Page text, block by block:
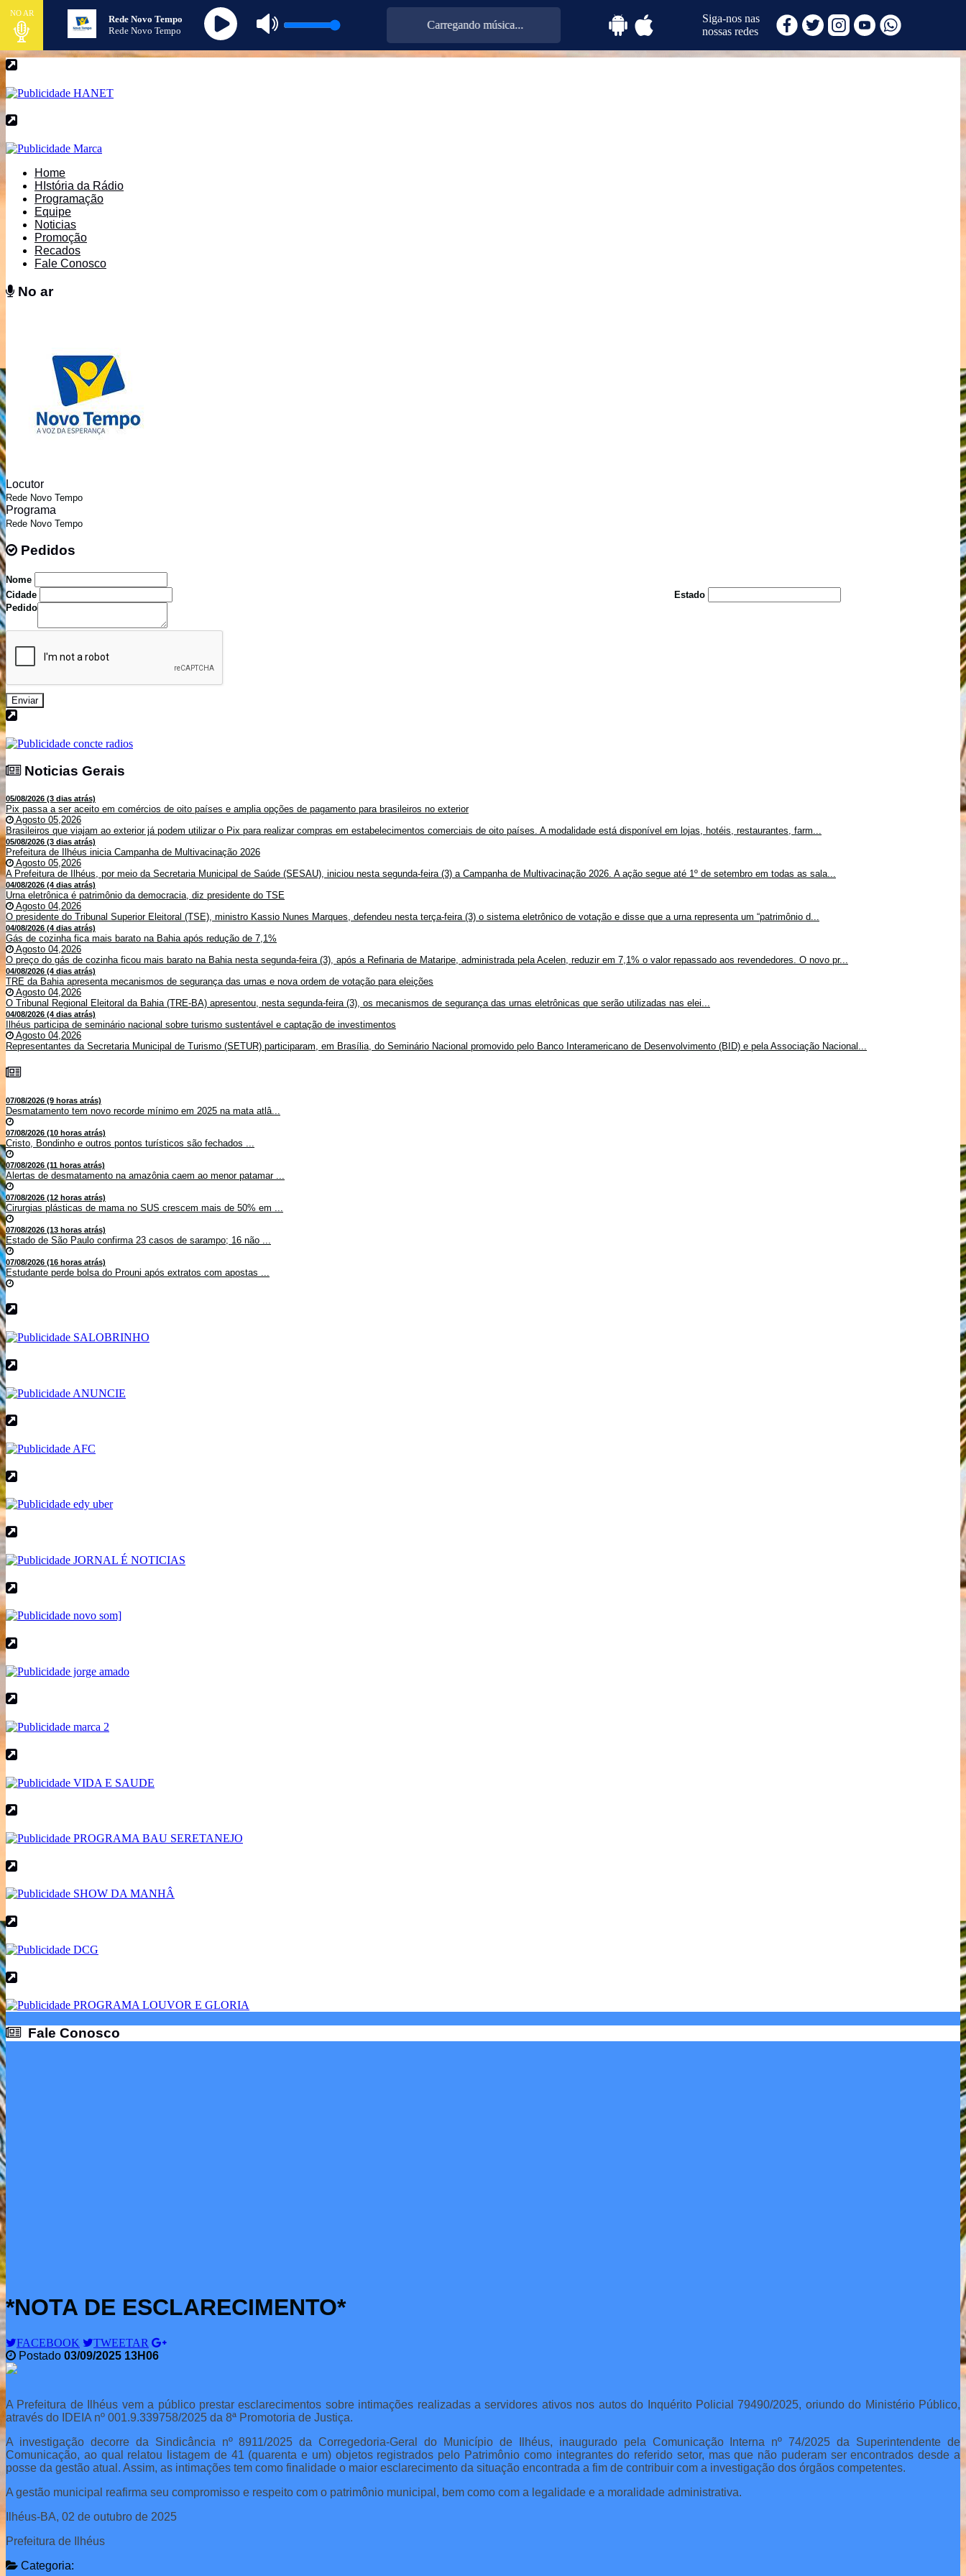
NO AR
Rede Novo Tempo
Rede Novo Tempo
Carregando música...
Siga-nos nas
nossas redes
Home
HIstória da Rádio
Programação
Equipe
Noticias
Promoção
Recados
Fale Conosco
No ar
Locutor
Rede Novo Tempo
Programa
Rede Novo Tempo
Pedidos
Nome
Cidade
Estado
Pedido
Enviar
Noticias Gerais
05/08/2026 (3 dias atrás)
Pix passa a ser aceito em comércios de oito países e amplia opções de pagamento para brasileiros no exterior
Agosto 05,2026
Brasileiros que viajam ao exterior já podem utilizar o Pix para realizar compras em estabelecimentos comerciais de oito países. A modalidade está disponível em lojas, hotéis, restaurantes, farm...
05/08/2026 (3 dias atrás)
Prefeitura de Ilhéus inicia Campanha de Multivacinação 2026
Agosto 05,2026
A Prefeitura de Ilhéus, por meio da Secretaria Municipal de Saúde (SESAU), iniciou nesta segunda-feira (3) a Campanha de Multivacinação 2026. A ação segue até 1º de setembro em todas as sala...
04/08/2026 (4 dias atrás)
Urna eletrônica é patrimônio da democracia, diz presidente do TSE
Agosto 04,2026
O presidente do Tribunal Superior Eleitoral (TSE), ministro Kassio Nunes Marques, defendeu nesta terça-feira (3) o sistema eletrônico de votação e disse que a urna representa um “patrimônio d...
04/08/2026 (4 dias atrás)
Gás de cozinha fica mais barato na Bahia após redução de 7,1%
Agosto 04,2026
O preço do gás de cozinha ficou mais barato na Bahia nesta segunda-feira (3), após a Refinaria de Mataripe, administrada pela Acelen, reduzir em 7,1% o valor repassado aos revendedores. O novo pr...
04/08/2026 (4 dias atrás)
TRE da Bahia apresenta mecanismos de segurança das urnas e nova ordem de votação para eleições
Agosto 04,2026
O Tribunal Regional Eleitoral da Bahia (TRE-BA) apresentou, nesta segunda-feira (3), os mecanismos de segurança das urnas eletrônicas que serão utilizadas nas elei...
04/08/2026 (4 dias atrás)
Ilhéus participa de seminário nacional sobre turismo sustentável e captação de investimentos
Agosto 04,2026
Representantes da Secretaria Municipal de Turismo (SETUR) participaram, em Brasília, do Seminário Nacional promovido pelo Banco Interamericano de Desenvolvimento (BID) e pela Associação Nacional...
07/08/2026 (9 horas atrás)
Desmatamento tem novo recorde mínimo em 2025 na mata atlâ...
07/08/2026 (10 horas atrás)
Cristo, Bondinho e outros pontos turísticos são fechados ...
07/08/2026 (11 horas atrás)
Alertas de desmatamento na amazônia caem ao menor patamar ...
07/08/2026 (12 horas atrás)
Cirurgias plásticas de mama no SUS crescem mais de 50% em ...
07/08/2026 (13 horas atrás)
Estado de São Paulo confirma 23 casos de sarampo; 16 não ...
07/08/2026 (16 horas atrás)
Estudante perde bolsa do Prouni após extratos com apostas ...
Fale Conosco
*NOTA DE ESCLARECIMENTO*
FACEBOOK
TWEETAR
Postado 03/09/2025 13H06
A Prefeitura de Ilhéus vem a público prestar esclarecimentos sobre intimações realizadas a servidores ativos nos autos do Inquérito Policial 79490/2025, oriundo do Ministério Público,
através do IDEIA nº 001.9.339758/2025 da 8ª Promotoria de Justiça.
A investigação decorre da Sindicância nº 8911/2025 da Corregedoria-Geral do Município de Ilhéus, inaugurado pela Comunicação Interna nº 74/2025 da Superintendente de
Comunicação, ao qual relatou listagem de 41 (quarenta e um) objetos registrados pelo Patrimônio como integrantes do referido setor, mas que não puderam ser encontrados desde a
posse da gestão atual. Assim, as intimações tem como finalidade o maior esclarecimento da situação encontrada a fim de contribuir com a investigação dos órgãos competentes.
A gestão municipal reafirma seu compromisso e respeito com o patrimônio municipal, bem como com a legalidade e a moralidade administrativa.
Ilhéus-BA, 02 de outubro de 2025
Prefeitura de Ilhéus
Categoria: